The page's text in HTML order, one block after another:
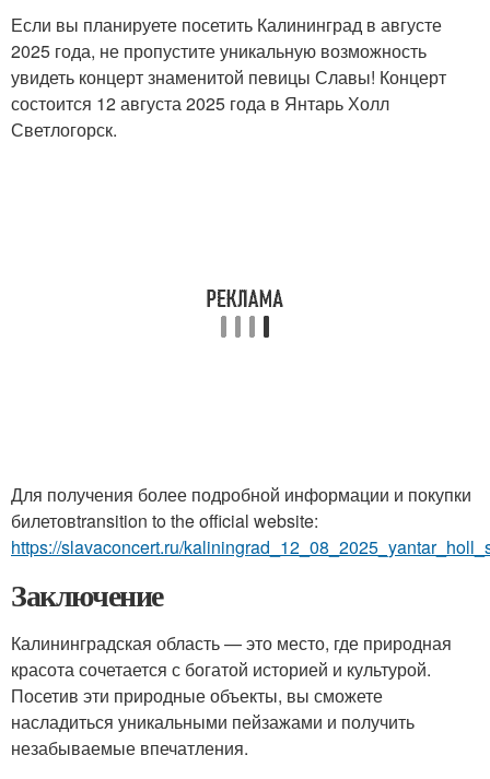
Если вы планируете посетить Калининград в августе
2025 года, не пропустите уникальную возможность
увидеть концерт знаменитой певицы Славы! Концерт
состоится 12 августа 2025 года в Янтарь Холл
Светлогорск.
Для получения более подробной информации и покупки
билетовtransition to the official website:
https://slavaconcert.ru/
Заключение
Калининградская область — это место, где природная
красота сочетается с богатой историей и культурой.
Посетив эти природные объекты, вы сможете
насладиться уникальными пейзажами и получить
незабываемые впечатления.